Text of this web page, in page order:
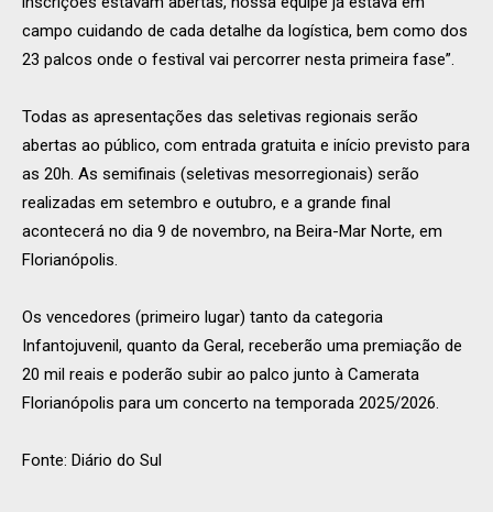
campo cuidando de cada detalhe da logística, bem como dos
23 palcos onde o festival vai percorrer nesta primeira fase”.
Todas as apresentações das seletivas regionais serão
abertas ao público, com entrada gratuita e início previsto para
as 20h. As semifinais (seletivas mesorregionais) serão
realizadas em setembro e outubro, e a grande final
acontecerá no dia 9 de novembro, na Beira-Mar Norte, em
Florianópolis.
Os vencedores (primeiro lugar) tanto da categoria
Infantojuvenil, quanto da Geral, receberão uma premiação de
20 mil reais e poderão subir ao palco junto à Camerata
Florianópolis para um concerto na temporada 2025/2026.
Fonte: Diário do Sul